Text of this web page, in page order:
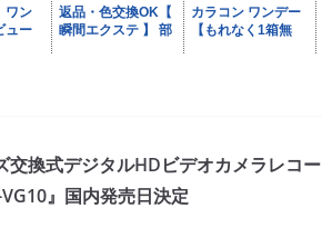
交換式デジタルHDビデオカメラレコー
』国内発売日決定